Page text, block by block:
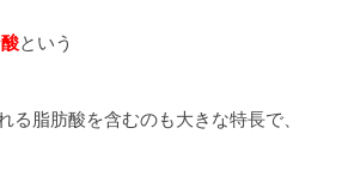
という
る脂肪酸を含むのも大きな特長で、